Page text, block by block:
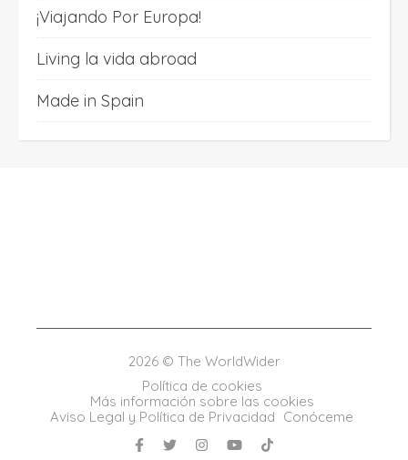
¡Viajando Por Europa!
Living la vida abroad
Made in Spain
2026 © The WorldWider
Política de cookies
Más información sobre las cookies
Aviso Legal y Política de Privacidad Conóceme